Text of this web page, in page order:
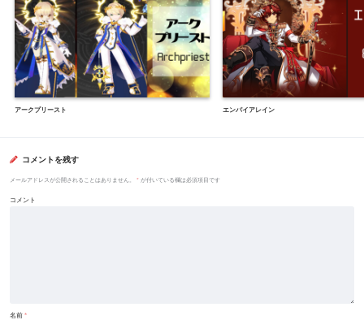
アークプリースト エンパイアレイン
コメントを残す
メールアドレスが公開されることはありません。 * が付いている欄は必須項目です
コメント
名前 *